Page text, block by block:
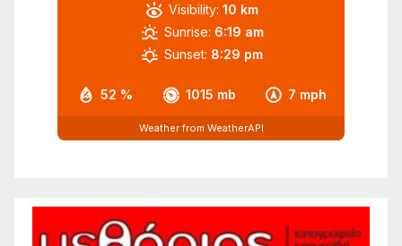
52 % 1015 mb 7 mph
Visibility: 10 km
Sunrise: 6:19 am
Sunset: 8:29 pm
Weather from WeatherAPI